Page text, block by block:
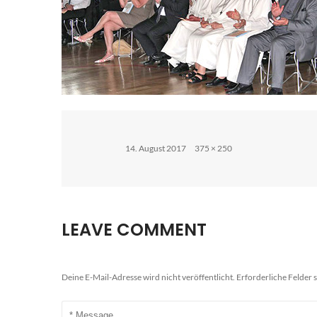
Posted
14. August 2017
Full
375 × 250
LEAVE COMMENT
Deine E-Mail-Adresse wird nicht veröffentlicht. Erforderliche Felder